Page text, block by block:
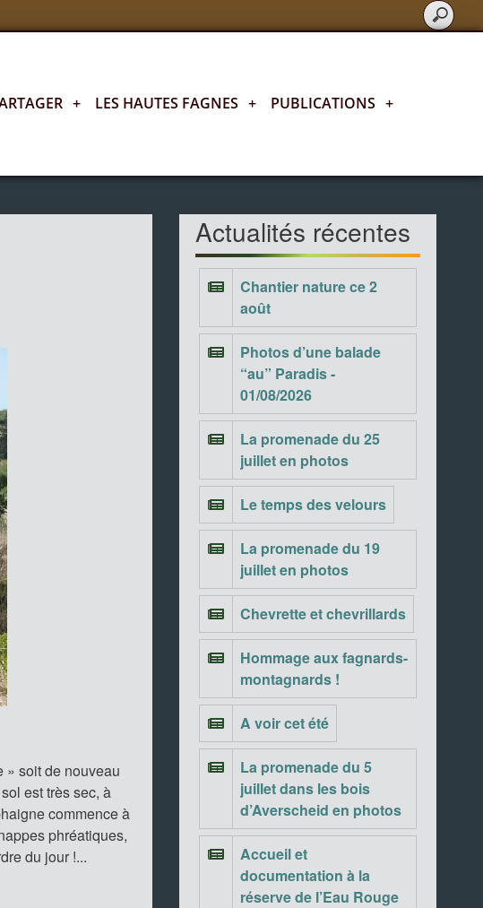
+ LES HAUTES FAGNES + PUBLICATIONS +
» soit de nouveau
est très sec, à
commence à
phréatiques,
du jour !...
Actualités récentes
Chantier nature ce 2
août
Photos d’une balade
“au” Paradis -
01/08/2026
La promenade du 25
juillet en photos
Le temps des velours
La promenade du 19
juillet en photos
Chevrette et chevrillards
Hommage aux fagnards-
montagnards !
A voir cet été
La promenade du 5
juillet dans les bois
d’Averscheid en photos
Accueil et
documentation à la
réserve de l’Eau Rouge